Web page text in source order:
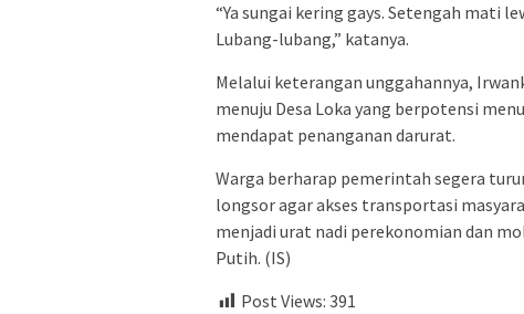
“Ya sungai kering gays. Setengah mati
Lubang-lubang,” katanya.
Melalui keterangan unggahannya,
menuju Desa Loka yang berpotensi
mendapat penanganan darurat.
Warga berharap pemerintah segera
longsor agar akses transportasi
menjadi urat nadi perekonomian dan
Putih. (IS)
Post Views: 391